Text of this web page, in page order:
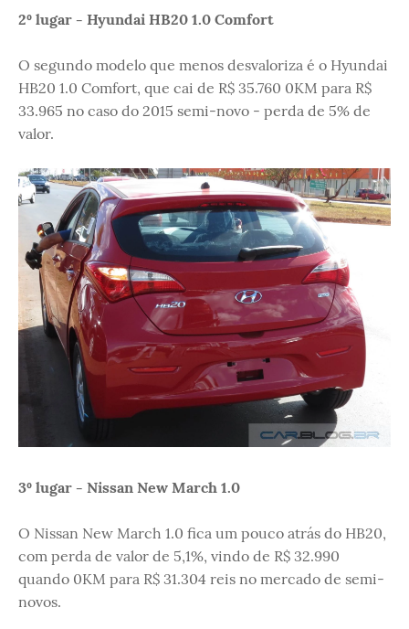
2º lugar - Hyundai HB20 1.0 Comfort
O segundo modelo que menos desvaloriza é o Hyundai
HB20 1.0 Comfort, que cai de R$ 35.760 0KM para R$
33.965 no caso do 2015 semi-novo - perda de 5% de
valor.
3º lugar - Nissan New March 1.0
O Nissan New March 1.0 fica um pouco atrás do HB20,
com perda de valor de 5,1%, vindo de R$ 32.990
quando 0KM para R$ 31.304 reis no mercado de semi-
novos.